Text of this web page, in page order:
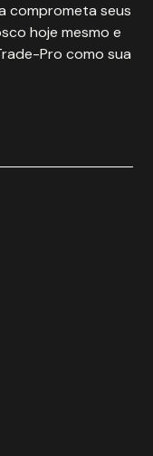
comprometa seus
hoje mesmo e
Pro como sua